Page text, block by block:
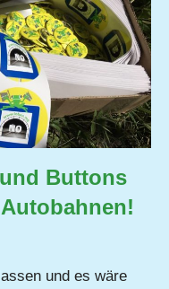
Buttons
und es wäre